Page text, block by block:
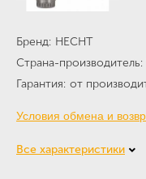
Бренд HECHT
Страна-производитель
Гарантия от
Условия обмена и
Все характеристики